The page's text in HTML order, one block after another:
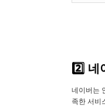
2️⃣
네이버는
족한 서비